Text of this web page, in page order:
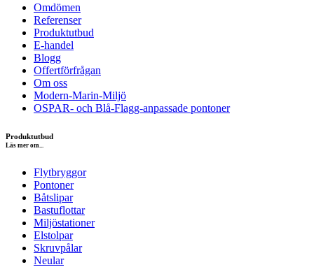
Omdömen
Referenser
Produktutbud
E-handel
Blogg
Offertförfrågan
Om oss
Modern-Marin-Miljö
OSPAR- och Blå-Flagg-anpassade pontoner
Produktutbud
Läs mer om...
Flytbryggor
Pontoner
Båtslipar
Bastuflottar
Miljöstationer
Elstolpar
Skruvpålar
Neular